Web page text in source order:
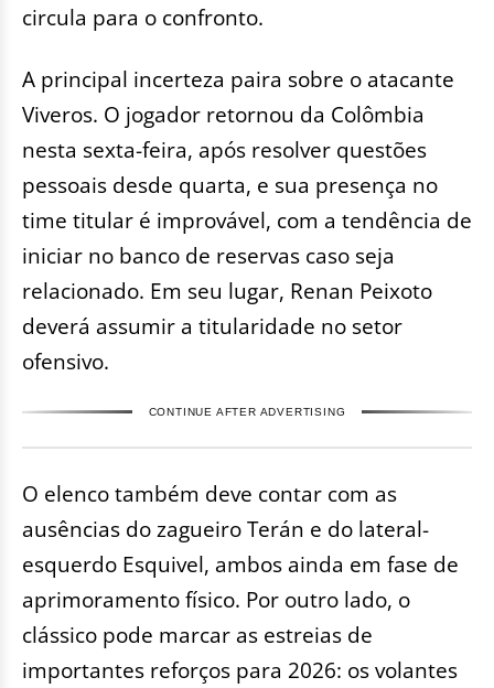
circula para o confronto.
A principal incerteza paira sobre o atacante
Viveros. O jogador retornou da Colômbia
nesta sexta-feira, após resolver questões
pessoais desde quarta, e sua presença no
time titular é improvável, com a tendência de
iniciar no banco de reservas caso seja
relacionado. Em seu lugar, Renan Peixoto
deverá assumir a titularidade no setor
ofensivo.
CONTINUE AFTER ADVERTISING
O elenco também deve contar com as
ausências do zagueiro Terán e do lateral-
esquerdo Esquivel, ambos ainda em fase de
aprimoramento físico. Por outro lado, o
clássico pode marcar as estreias de
importantes reforços para 2026: os volantes